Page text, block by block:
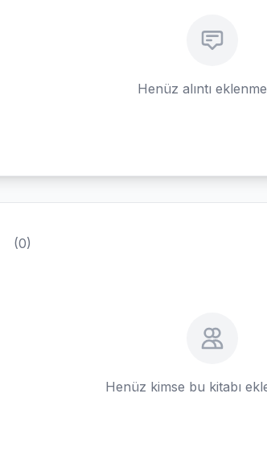
Henüz alıntı
(0)
Henüz kimse bu kitabı